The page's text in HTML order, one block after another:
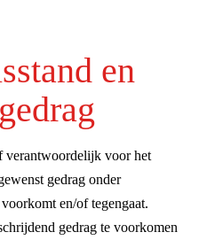
en
verantwoordelijk voor het
gedrag onder
en/of tegengaat.
gedrag te voorkomen